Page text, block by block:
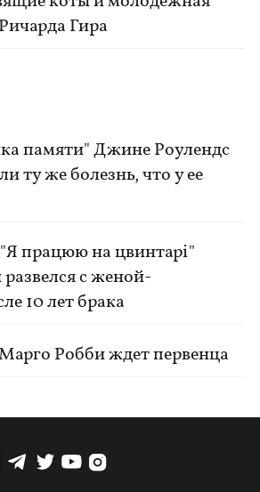
Гира
памяти" Джине Роулендс
ту же болезнь, что у ее
працюю на цвинтарі"
с женой-
10 лет брака
Робби ждет первенца